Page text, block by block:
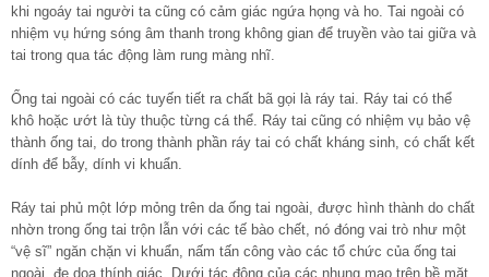
khi ngoáy tai người ta cũng có cảm giác ngứa họng và ho. Tai ngoài có
nhiệm vụ hứng sóng âm thanh trong không gian để truyền vào tai giữa và
tai trong qua tác động làm rung màng nhĩ.
Ống tai ngoài có các tuyến tiết ra chất bã gọi là ráy tai. Ráy tai có thể
khô hoặc ướt là tùy thuộc từng cá thể. Ráy tai cũng có nhiệm vụ bảo vệ
thành ống tai, do trong thành phần ráy tai có chất kháng sinh, có chất kết
dính để bẫy, dính vi khuẩn.
Ráy tai phủ một lớp mỏng trên da ống tai ngoài, được hình thành do chất
nhờn trong ống tai trộn lẫn với các tế bào chết, nó đóng vai trò như một
“vệ sĩ” ngăn chặn vi khuẩn, nấm tấn công vào các tổ chức của ống tai
ngoài, đe dọa thính giác. Dưới tác động của các nhung mao trên bề mặt